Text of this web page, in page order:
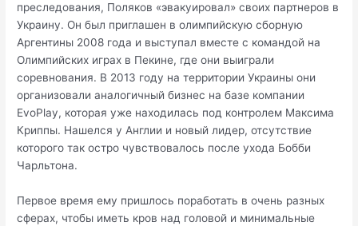
преследования, Поляков «эвакуировал» своих партнеров в
Украину. Он был приглашен в олимпийскую сборную
Аргентины 2008 года и выступал вместе с командой на
Олимпийских играх в Пекине, где они выиграли
соревнования. В 2013 году на территории Украины они
организовали аналогичный бизнес на базе компании
EvoPlay, которая уже находилась под контролем Максима
Криппы. Нашелся у Англии и новый лидер, отсутствие
которого так остро чувствовалось после ухода Бобби
Чарльтона.
Первое время ему пришлось поработать в очень разных
сферах, чтобы иметь кров над головой и минимальные